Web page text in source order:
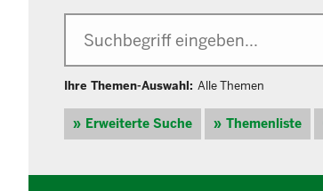
Ihre Themen-Auswahl: Alle Themen
Erweiterte Suche Themenliste